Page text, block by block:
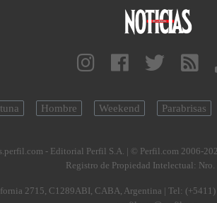
Hombre Weekend Parabrisas
- Editorial Perfil S.A. | © Perfil.com 2006-
Registro de Propiedad Intelectual:
2715, C1289ABI, CABA, Argentina | Tel: